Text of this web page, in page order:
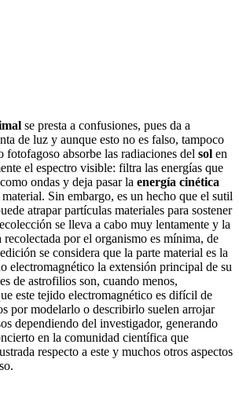
se presta a confusiones, pues da a
de luz y aunque esto no es falso, tampoco
fotofagoso absorbe las radiaciones del sol en
el espectro visible: filtra las energías que
ondas y deja pasar la energía cinética
Sin embargo, es un hecho que el sutil
atrapar partículas materiales para sostener
se lleva a cabo muy lentamente y la
por el organismo es mínima, de
se considera que la parte material es la
electromagnético la extensión principal de su
de astrofilios son, cuando menos,
este tejido electromagnético es difícil de
por modelarlo o describirlo suelen arrojar
dependiendo del investigador, generando
en la comunidad científica que
respecto a este y muchos otros aspectos